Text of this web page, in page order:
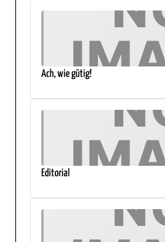
Ach, wie gütig!
Editorial